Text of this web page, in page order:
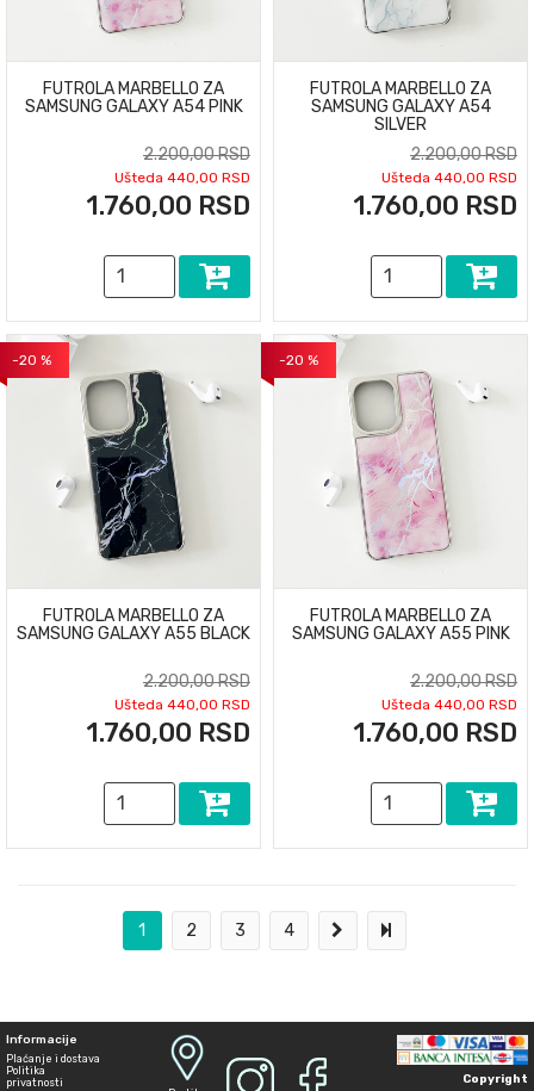
FUTROLA MARBELLO ZA
SAMSUNG GALAXY A54 PINK
2.200,00 RSD
Ušteda 440,00 RSD
1.760,00 RSD
FUTROLA MARBELLO ZA
SAMSUNG GALAXY A54
SILVER
2.200,00 RSD
Ušteda 440,00 RSD
1.760,00 RSD
-20 %
FUTROLA MARBELLO ZA
SAMSUNG GALAXY A55 BLACK
2.200,00 RSD
Ušteda 440,00 RSD
1.760,00 RSD
-20 %
FUTROLA MARBELLO ZA
SAMSUNG GALAXY A55 PINK
2.200,00 RSD
Ušteda 440,00 RSD
1.760,00 RSD
1 2 3 4
Informacije
Plaćanje i dostava
Politika
privatnosti
Copyright